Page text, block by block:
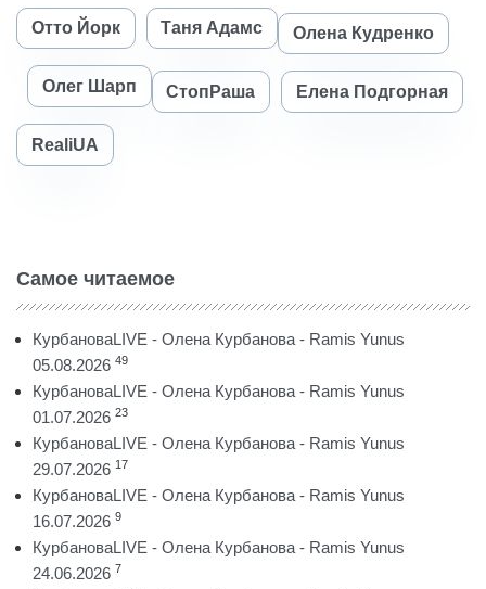
Отто Йорк Таня Адамс Олена Кудренко
Олег Шарп СтопРаша Елена Подгорная
RealiUA
Самое читаемое
КурбановаLIVE - Олена Курбанова - Ramis Yunus
05.08.2026 49
КурбановаLIVE - Олена Курбанова - Ramis Yunus
01.07.2026 23
КурбановаLIVE - Олена Курбанова - Ramis Yunus
29.07.2026 17
КурбановаLIVE - Олена Курбанова - Ramis Yunus
16.07.2026 9
КурбановаLIVE - Олена Курбанова - Ramis Yunus
24.06.2026 7